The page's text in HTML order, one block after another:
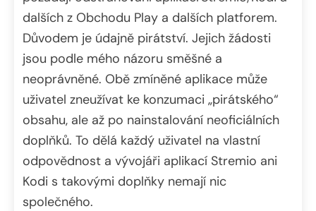
dalších z Obchodu Play a dalších platforem.
Důvodem je údajně pirátství. Jejich žádosti
jsou podle mého názoru směšné a
neoprávněné. Obě zmíněné aplikace může
uživatel zneužívat ke konzumaci „pirátského“
obsahu, ale až po nainstalování neoficiálních
doplňků. To dělá každý uživatel na vlastní
odpovědnost a vývojáři aplikací Stremio ani
Kodi s takovými doplňky nemají nic
společného.